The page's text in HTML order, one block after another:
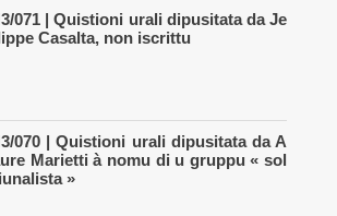
071 | Quistioni urali dipusitata da Je
Casalta, non iscrittu
070 | Quistioni urali dipusitata da A
Marietti à nomu di u gruppu « sol
»